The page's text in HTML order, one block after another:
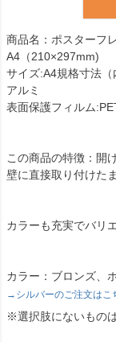
商品名：ポスター
A4（210×297mm)
サイズ:A4規格寸法
アルミ
表面保護フィルム
この商品の特徴：開
壁に直接取り付けた
カラーも充実でバリ
カラー：ブロンズ、
→シルバーのご注文はこ
※選択肢にないもの